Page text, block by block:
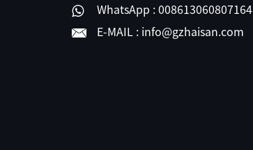
WhatsApp :008613060807164
E-MAIL :info@gzhaisan.com